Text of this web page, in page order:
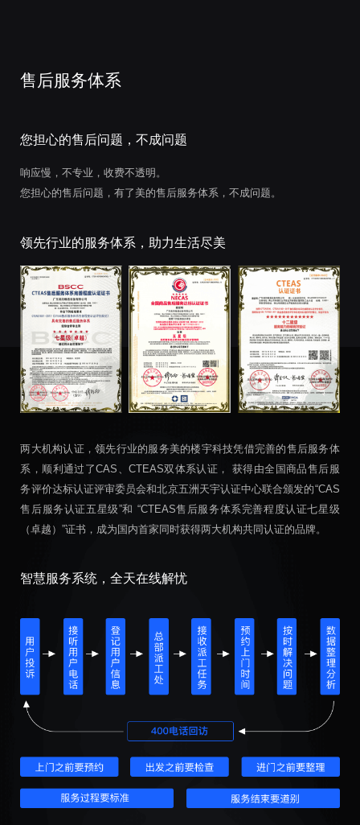
售后服务体系
您担心的售后问题，不成问题
响应慢，不专业，收费不透明。
您担心的售后问题，有了美的售后服务体系，不成问题。
领先行业的服务体系，助力生活尽美
两大机构认证，领先行业的服务美的楼宇科技凭借完善的售后服务体
系，顺利通过了CAS、CTEAS双体系认证， 获得由全国商品售后服
务评价达标认证评审委员会和北京五洲天宇认证中心联合颁发的“CAS
售后服务认证五星级”和 “CTEAS售后服务体系完善程度认证七星级
（卓越）”证书，成为国内首家同时获得两大机构共同认证的品牌。
智慧服务系统，全天在线解忧